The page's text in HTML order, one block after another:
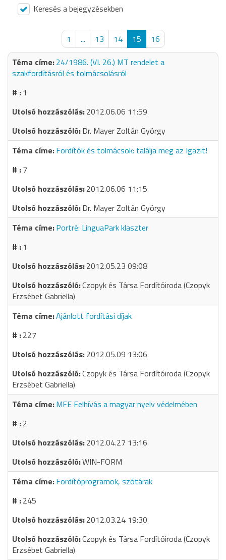
Keresés a bejegyzésekben
1 ... 13 14 15
16
24/1986. (VI. 26.) MT rendelet a
szakfordításról és tolmácsolásról
1
2012.06.06 11:59
Dr. Mayer Zoltán György
Fordítók és tolmácsok: találja meg az Igazit!
7
2012.06.06 11:15
Dr. Mayer Zoltán György
Portré: LinguaPark klaszter
1
2012.05.23 09:08
Czopyk és Társa Fordítóiroda (Czopyk
Erzsébet Gabriella)
Ajánlott fordítási díjak
227
2012.05.09 13:06
Czopyk és Társa Fordítóiroda (Czopyk
Erzsébet Gabriella)
MFE Felhívás a magyar nyelv védelmében
2
2012.04.27 13:16
WIN-FORM
Fordítóprogramok, szótárak
245
2012.03.24 19:30
Czopyk és Társa Fordítóiroda (Czopyk
Erzsébet Gabriella)